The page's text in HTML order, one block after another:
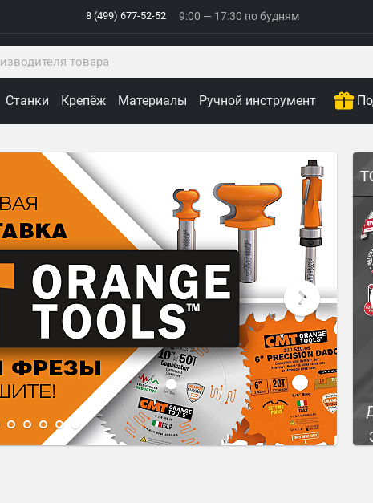
8 (499) 677-52-52 9:00 — 17:30 по будням
Станки Крепёж Материалы Ручной инструмент
3 4 5 6 7 8 10